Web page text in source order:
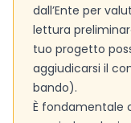
dall’Ente per
lettura
tuo progetto
aggiudicarsi il
bando).
È fondamentale